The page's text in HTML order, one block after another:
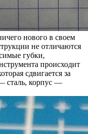
нового в своем
не отличаются
губки,
происходит
сдвигается за
сталь, корпус —